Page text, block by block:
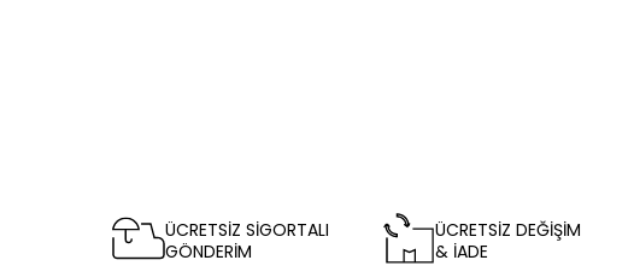
ÜCRETSİZ SİGORTALI
GÖNDERİM
ÜCRETSİZ DEĞİŞİM
& İADE